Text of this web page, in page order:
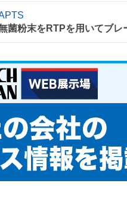
菌粉末をRTPを用いてブ